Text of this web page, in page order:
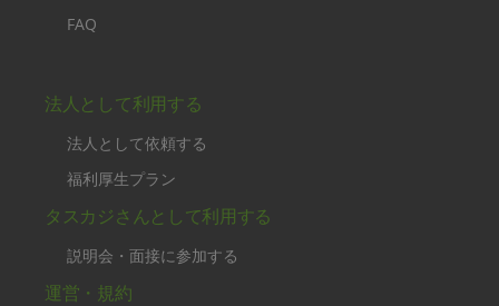
FAQ
法人として利用する
法人として依頼する
福利厚生プラン
タスカジさんとして利用する
説明会・面接に参加する
運営・規約